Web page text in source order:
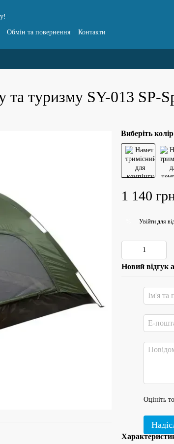
Обмін та повернення Контакти
та туризму SY-013 SP-
Виберіть колір
1 140
Увійти для
Новий відгук
Оцініть